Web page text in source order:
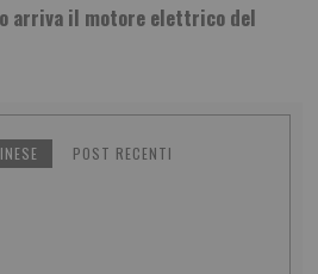
arriva il motore elettrico del
POST RECENTI